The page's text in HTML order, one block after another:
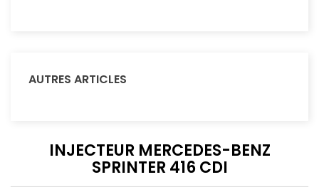
AUTRES ARTICLES
INJECTEUR MERCEDES-BENZ
SPRINTER 416 CDI